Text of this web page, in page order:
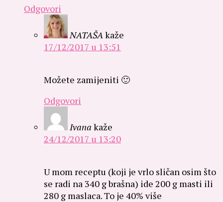
Odgovori
NATAŠA kaže
17/12/2017 u 13:51
Možete zamijeniti 🙂
Odgovori
Ivana kaže
24/12/2017 u 13:20
U mom receptu (koji je vrlo sličan osim što
se radi na 340 g brašna) ide 200 g masti ili
280 g maslaca. To je 40% više